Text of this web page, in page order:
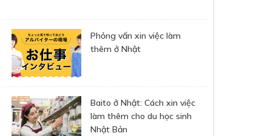
Phỏng vấn xin việc làm
thêm ở Nhật
Baito ở Nhật: Cách xin việc
làm thêm cho du học sinh
Nhật Bản